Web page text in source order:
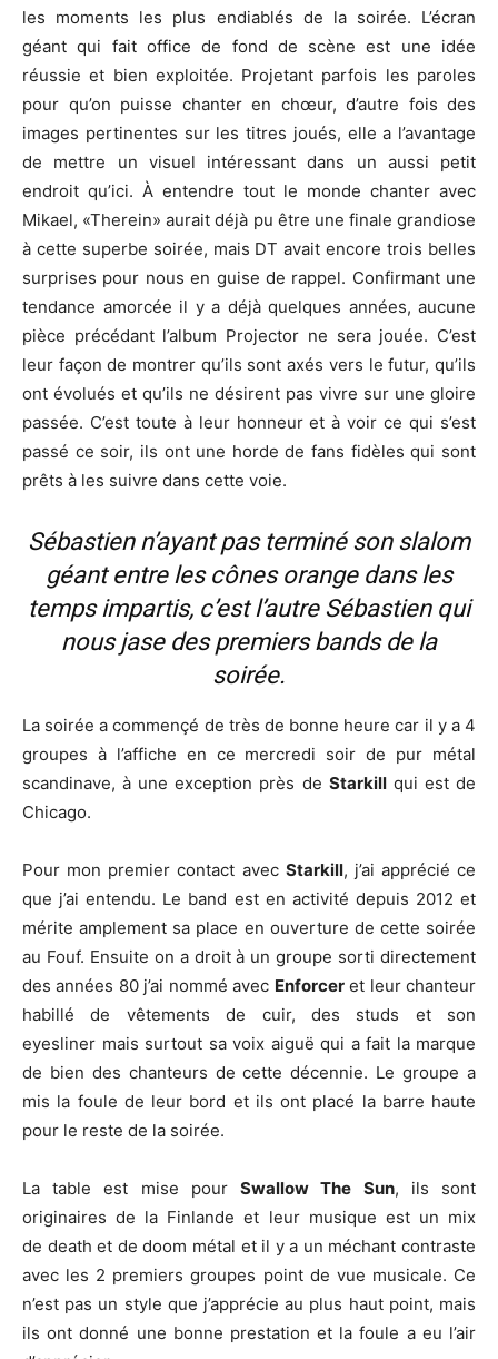
les moments les plus endiablés de la soirée. L’écran
géant qui fait office de fond de scène est une idée
réussie et bien exploitée. Projetant parfois les paroles
pour qu’on puisse chanter en chœur, d’autre fois des
images pertinentes sur les titres joués, elle a l’avantage
de mettre un visuel intéressant dans un aussi petit
endroit qu’ici. À entendre tout le monde chanter avec
Mikael, «Therein» aurait déjà pu être une finale grandiose
à cette superbe soirée, mais DT avait encore trois belles
surprises pour nous en guise de rappel. Confirmant une
tendance amorcée il y a déjà quelques années, aucune
pièce précédant l’album Projector ne sera jouée. C’est
leur façon de montrer qu’ils sont axés vers le futur, qu’ils
ont évolués et qu’ils ne désirent pas vivre sur une gloire
passée. C’est toute à leur honneur et à voir ce qui s’est
passé ce soir, ils ont une horde de fans fidèles qui sont
prêts à les suivre dans cette voie.
Sébastien n’ayant pas terminé son slalom
géant entre les cônes orange dans les
temps impartis, c’est l’autre Sébastien qui
nous jase des premiers bands de la
soirée.
La soirée a commençé de très de bonne heure car il y a 4
groupes à l’affiche en ce mercredi soir de pur métal
scandinave, à une exception près de Starkillqui est de
Chicago.
Pour mon premier contact avec Starkill, j’ai apprécié ce
que j’ai entendu. Le band est en activité depuis 2012 et
mérite amplement sa place en ouverture de cette soirée
au Fouf. Ensuite on a droit à un groupe sorti directement
des années 80 j’ai nommé avec Enforceret leur chanteur
habillé de vêtements de cuir, des studs et son
eyesliner mais surtout sa voix aiguë qui a fait la marque
de bien des chanteurs de cette décennie. Le groupe a
mis la foule de leur bord et ils ont placé la barre haute
pour le reste de la soirée.
La table est mise pourSwallow The Sun, ils sont
originaires de la Finlande et leur musique est un mix
de death et de doom métal et il y a un méchant contraste
avec les 2 premiers groupes point de vue musicale. Ce
n’est pas un style que j’apprécie au plus haut point, mais
ils ont donné une bonne prestation et la foule a eu l’air